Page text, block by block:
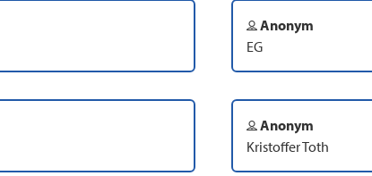
Anonym
EG
Anonym
Kristoffer Toth